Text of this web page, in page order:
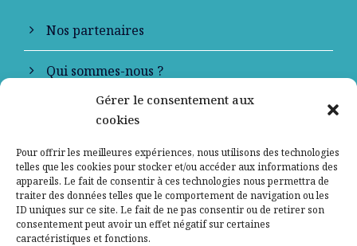
Gérer le consentement aux
cookies
Pour offrir les meilleures expériences, nous utilisons des technologies
telles que les cookies pour stocker et/ou accéder aux informations des
appareils. Le fait de consentir à ces technologies nous permettra de
traiter des données telles que le comportement de navigation ou les
ID uniques sur ce site. Le fait de ne pas consentir ou de retirer son
consentement peut avoir un effet négatif sur certaines
caractéristiques et fonctions.
Nos partenaires
Qui sommes-nous ?
Contactez-nous
Mentions légales
Politique de confidentialité